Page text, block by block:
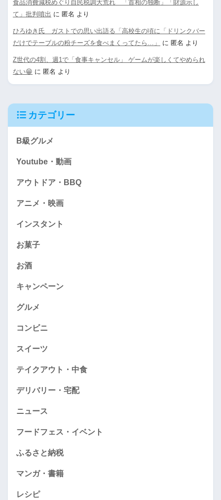
食品消費減税めぐり自民税調大荒れ 「首相の独断」「財源示し
て」批判噴出 に 匿名 より
ひろゆき氏 ガストでの思い出語る「高校生の頃に「ドリンクバー
だけでテーブルの粉チーズを食べまくってたら…」
に 匿名 より
Z世代の4割、週1で「食事キャンセル」 ゲームが楽しくてやめられ
ない😁 に 匿名 より
カテゴリー
B級グルメ
Youtube・動画
アウトドア・BBQ
アニメ・映画
インスタント
お菓子
お酒
キャンペーン
グルメ
コンビニ
スイーツ
テイクアウト・中食
デリバリー・宅配
ニュース
フードフェス・イベント
ふるさと納税
マンガ・書籍
レシピ